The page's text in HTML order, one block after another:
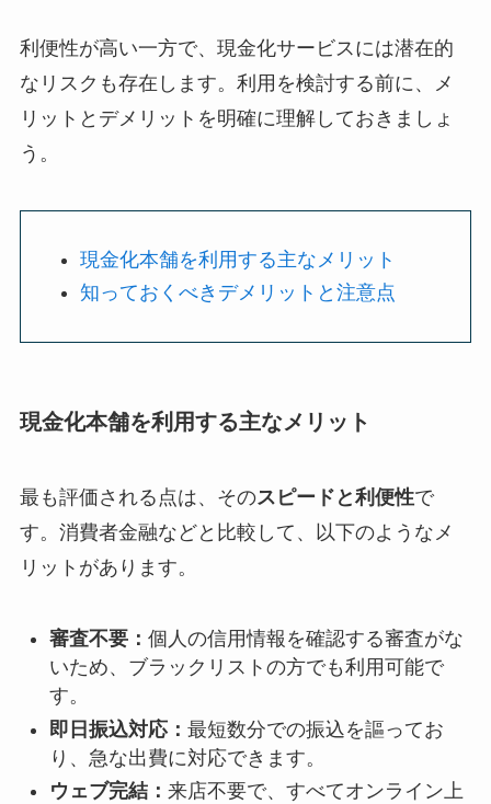
利便性が高い一方で、現金化サービスには潜在的
なリスクも存在します。利用を検討する前に、メ
リットとデメリットを明確に理解しておきましょ
う。
現金化本舗を利用する主なメリット
知っておくべきデメリットと注意点
現金化本舗を利用する主なメリット
最も評価される点は、そのスピードと利便性で
す。消費者金融などと比較して、以下のようなメ
リットがあります。
審査不要： 個人の信用情報を確認する審査がな
いため、ブラックリストの方でも利用可能で
す。
即日振込対応： 最短数分での振込を謳ってお
り、急な出費に対応できます。
ウェブ完結： 来店不要で、すべてオンライン上